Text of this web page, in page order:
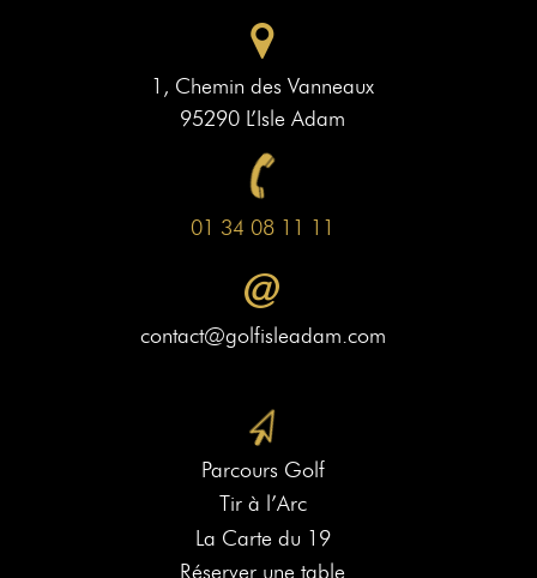
1, Chemin des Vanneaux
95290 L’Isle Adam
01 34 08 11 11
contact@golfisleadam.com
Parcours Golf
Tir à l’Arc
La Carte du 19
Réserver une table